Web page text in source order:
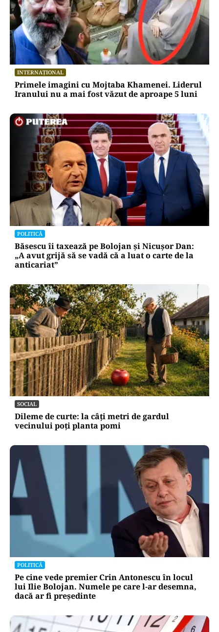
INTERNAȚIONAL
Primele imagini cu Mojtaba Khamenei. Liderul
Iranului nu a mai fost văzut de aproape 5 luni
POLITICĂ
Băsescu îi taxează pe Bolojan și Nicușor Dan:
„A avut grijă să se vadă că a luat o carte de la
anticariat”
SOCIAL
Dileme de curte: la câți metri de gardul
vecinului poți planta pomi
POLITICĂ
Pe cine vede premier Crin Antonescu în locul
lui Ilie Bolojan. Numele pe care l-ar desemna,
dacă ar fi președinte